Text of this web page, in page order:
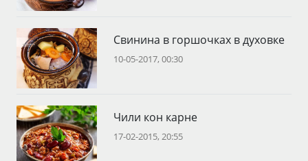
Свинина в горшочках в духовке
10-05-2017, 00:30
Чили кон карне
17-02-2015, 20:55